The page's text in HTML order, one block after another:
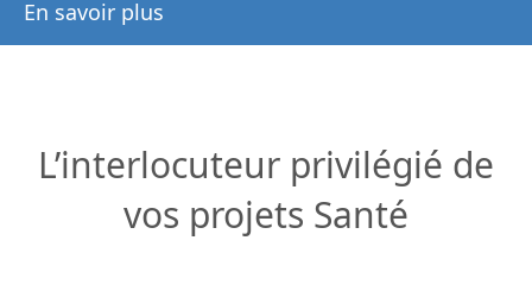
En savoir plus
L’interlocuteur privilégié de
vos projets Santé